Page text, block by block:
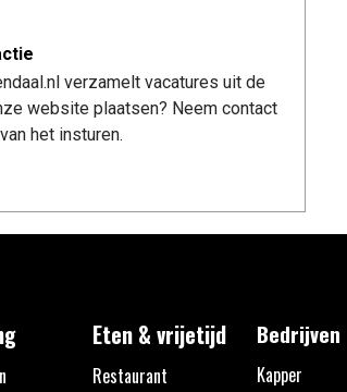
verzamelt vacatures uit de
website plaatsen? Neem contact
het insturen.
Eten & vrijetijd
Restaurant
Bedrijven
Kapper